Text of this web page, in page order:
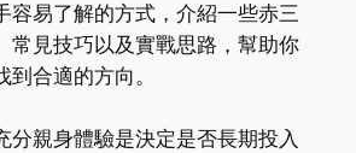
容易了解的方式，介紹一些赤三
常見技巧以及實戰思路，幫助你
合適的方向。
分親身體驗是決定是否長期投入